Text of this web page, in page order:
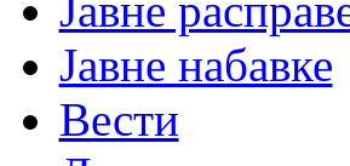
Јавне набавке
Вести